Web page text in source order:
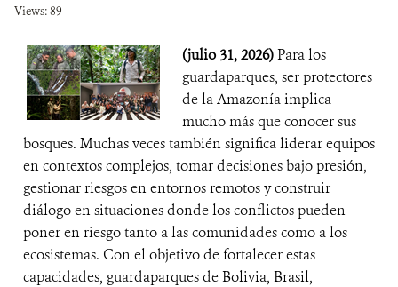
Views: 89
(julio 31, 2026)Para los
guardaparques, ser protectores
de la Amazonía implica
mucho más que conocer sus
bosques. Muchas veces también significa liderar equipos
en contextos complejos, tomar decisiones bajo presión,
gestionar riesgos en entornos remotos y construir
diálogo en situaciones donde los conflictos pueden
poner en riesgo tanto a las comunidades como a los
ecosistemas. Con el objetivo de fortalecer estas
capacidades, guardaparques de Bolivia, Brasil,